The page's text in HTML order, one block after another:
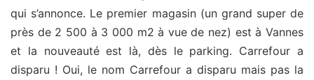
qui s’annonce. Le premier magasin (un grand super de
près de 2 500 à 3 000 m2 à vue de nez) est à Vannes
et la nouveauté est là, dès le parking. Carrefour a
disparu ! Oui, le nom Carrefour a disparu mais pas la